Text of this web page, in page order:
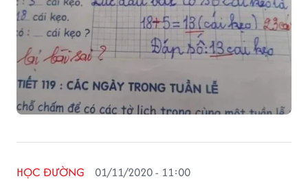
HỌC ĐƯỜNG 01/11/2020 - 11:00